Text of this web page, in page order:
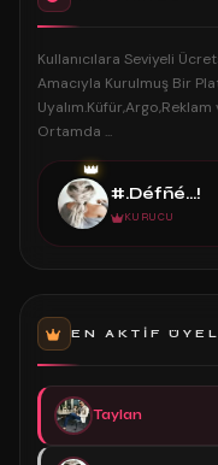
Kullanıcılara Seviyeli
Amacıyla Kurulmuş Bir
Uyalım.Küfür,Argo,Reklam
Ortamda ...
👑
#.Défñé...!
KURUCU
EN AKTIF
Taylan